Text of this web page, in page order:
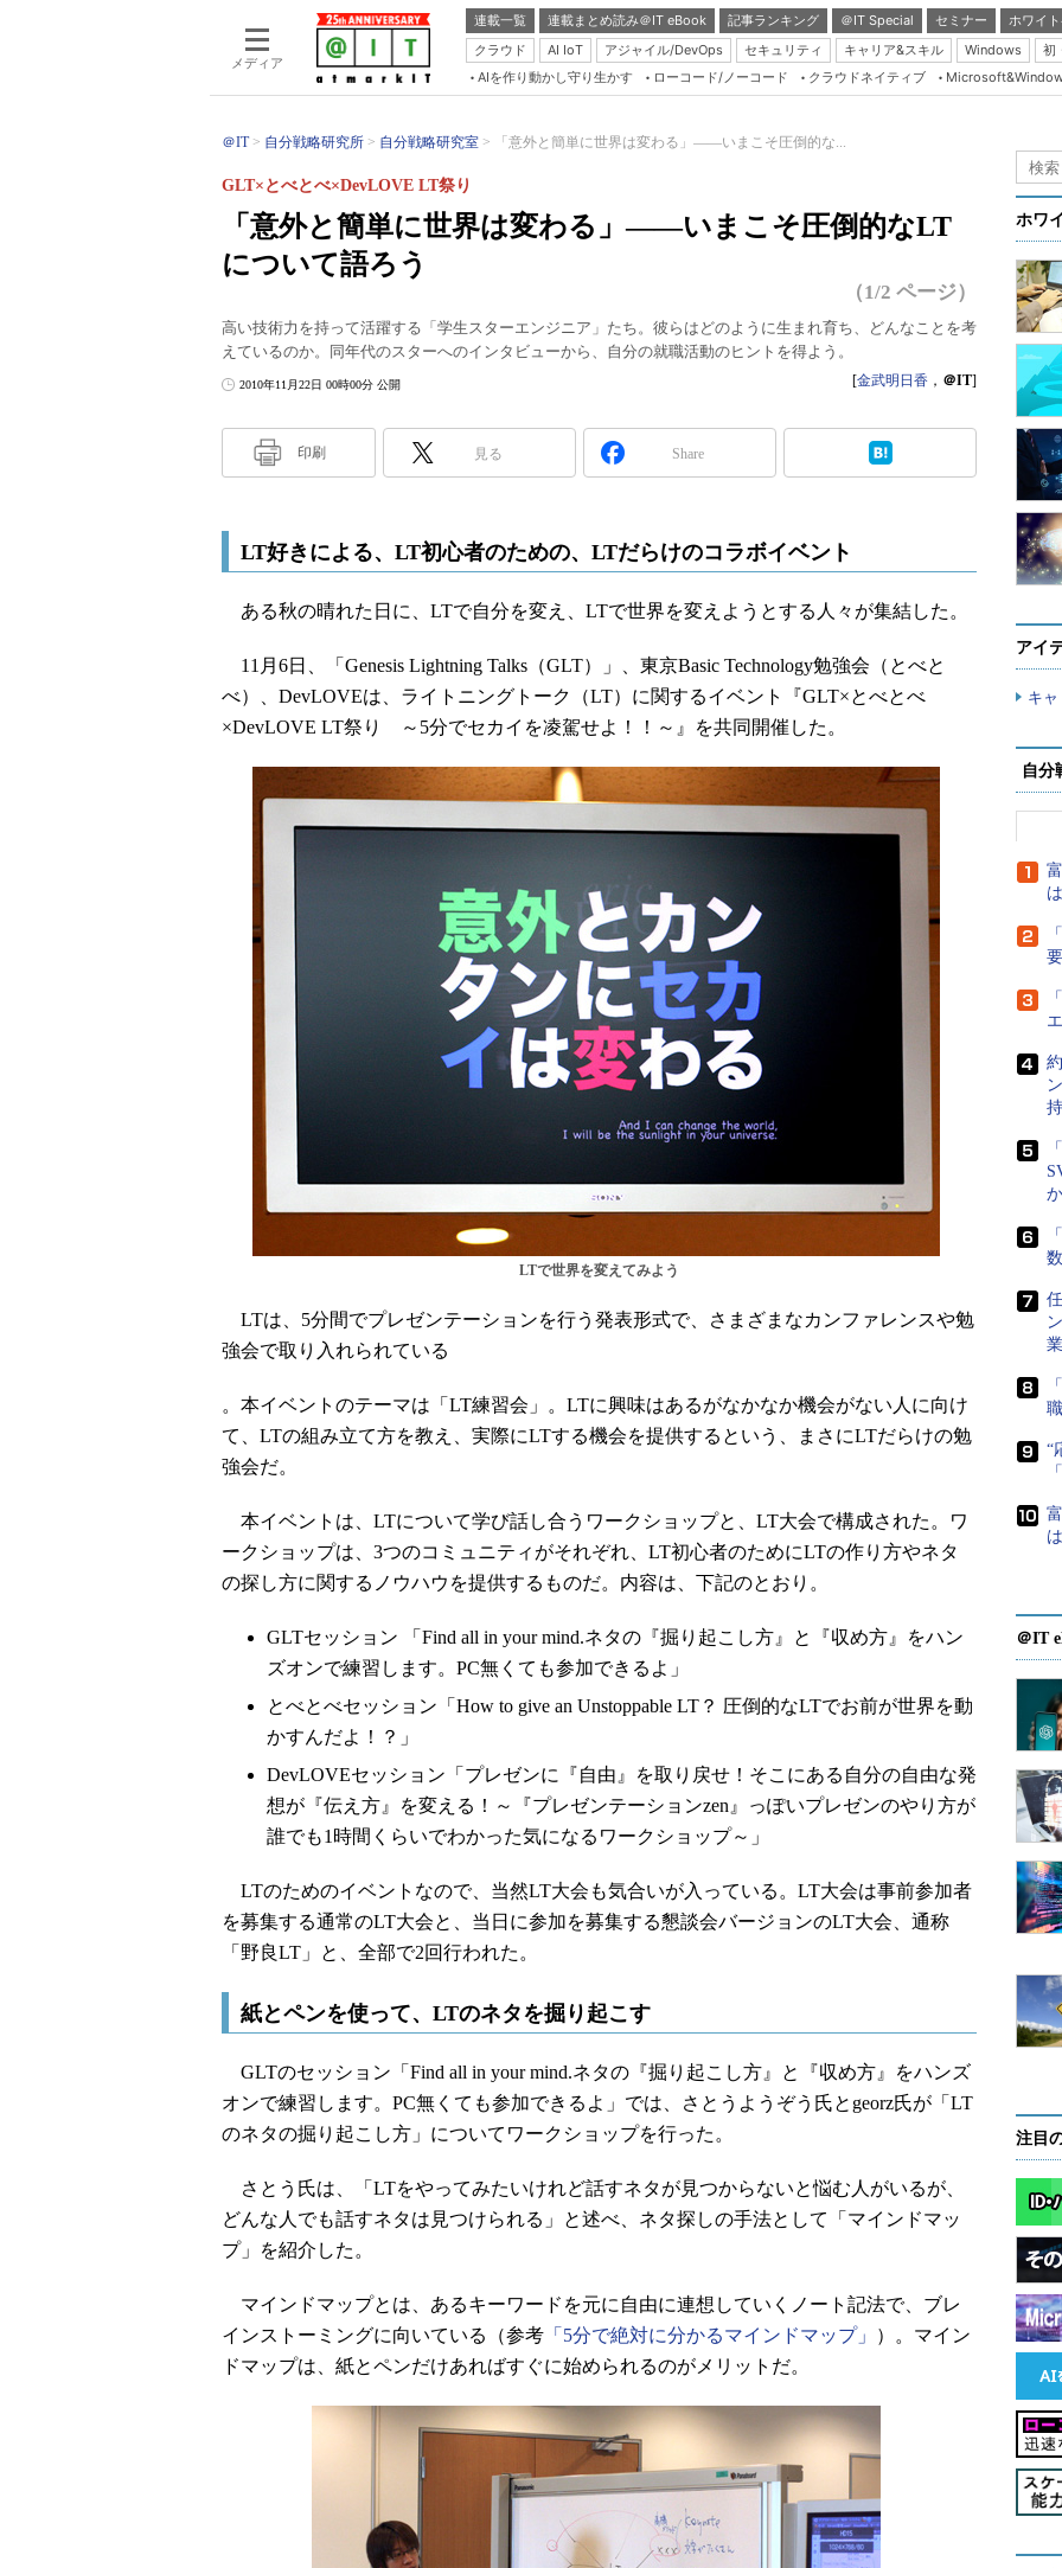
メディア
連載一覧 連載まとめ読み＠IT eBook 記事ランキング ＠IT Special セミナー
ホワイ
クラウド
AI IoT アジャイル/DevOps セキュリティ キャリア&スキル Windows
初
Server & Storage
Java Agile
Database Expert
Linux ＆ OSS
Master of IP Network
Security & Trust
Test & Tools
Insider.NET
AIを作り動かし守り生かす ローコード/ノーコード クラウドネイティブ
＠IT 自分戦略研究所 自分戦略研究室 「意外と簡単に世界は変わる」――いまこそ圧倒的な...
「意外と簡単に世界は変わる」――いまこそ圧倒的なLT
について語ろう
GLT×とべとべ×DevLOVE LT祭り
（1/2 ページ）
高い技術力を持って活躍する「学生スターエンジニア」たち。彼らはどのように生まれ育ち、どんなことを考
えているのか。同年代のスターへのインタビューから、自分の就職活動のヒントを得よう。
2010年11月22日 00時00分 公開 [金武明日香 ， ＠IT]
印刷 見る Share
LT好きによる、LT初心者のための、LTだらけのコラボイベント
ある秋の晴れた日に、LTで自分を変え、LTで世界を変えようとする人々が集結した。
11月6日、「Genesis Lightning Talks（GLT）」、東京Basic Technology勉強会（とべと
べ）、DevLOVEは、ライトニングトーク（LT）に関するイベント『GLT×とべとべ
×DevLOVE LT祭り ～5分でセカイを凌駕せよ！！～』を共同開催した。
LTで世界を変えてみよう
LTは、5分間でプレゼンテーションを行う発表形式で、さまざまなカンファレンスや勉
強会で取り入れられている
。本イベントのテーマは「LT練習会」。LTに興味はあるがなかなか機会がない人に向け
て、LTの組み立て方を教え、実際にLTする機会を提供するという、まさにLTだらけの勉
強会だ。
本イベントは、LTについて学び話し合うワークショップと、LT大会で構成された。ワ
ークショップは、3つのコミュニティがそれぞれ、LT初心者のためにLTの作り方やネタ
の探し方に関するノウハウを提供するものだ。内容は、下記のとおり。
GLTセッション 「Find all in your mind.ネタの『掘り起こし方』と『収め方』をハン
ズオンで練習します。PC無くても参加できるよ」
とべとべセッション「How to give an Unstoppable LT？ 圧倒的なLTでお前が世界を動
かすんだよ！？」
DevLOVEセッション「プレゼンに『自由』を取り戻せ！そこにある自分の自由な発
想が『伝え方』を変える！～『プレゼンテーションzen』っぽいプレゼンのやり方が
誰でも1時間くらいでわかった気になるワークショップ～」
LTのためのイベントなので、当然LT大会も気合いが入っている。LT大会は事前参加者
を募集する通常のLT大会と、当日に参加を募集する懇談会バージョンのLT大会、通称
「野良LT」と、全部で2回行われた。
紙とペンを使って、LTのネタを掘り起こす
GLTのセッション「Find all in your mind.ネタの『掘り起こし方』と『収め方』をハンズ
オンで練習します。PC無くても参加できるよ」では、さとうようぞう氏とgeorz氏が「LT
のネタの掘り起こし方」についてワークショップを行った。
さとう氏は、「LTをやってみたいけれど話すネタが見つからないと悩む人がいるが、
どんな人でも話すネタは見つけられる」と述べ、ネタ探しの手法として「マインドマッ
プ」を紹介した。
マインドマップとは、あるキーワードを元に自由に連想していくノート記法で、ブレ
インストーミングに向いている（参考 「5分で絶対に分かるマインドマップ」
）。マイン
ドマップは、紙とペンだけあればすぐに始められるのがメリットだ。
ホワ
アイ
キ
自分
か
“
＠IT
注目